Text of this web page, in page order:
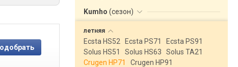
Kumho (сезон)
летняя
Ecsta HS52 Ecsta PS71
Ecsta PS91
Solus HS51
Solus HS63
Solus TA21
Crugen HP71
Crugen HP91